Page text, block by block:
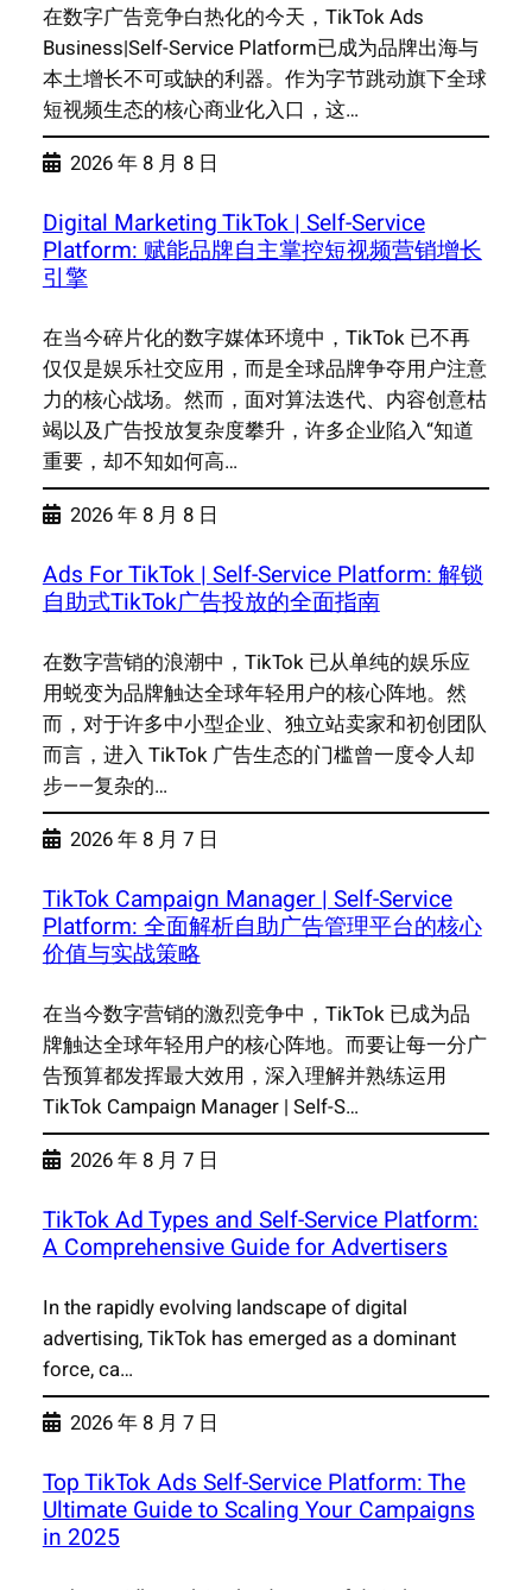
在数字广告竞争白热化的今天，TikTok Ads
Business|Self-Service Platform已成为品牌出海与
本土增长不可或缺的利器。作为字节跳动旗下全球
短视频生态的核心商业化入口，这…
2026 年 8 月 8 日
Digital Marketing TikTok | Self-Service
Platform: 赋能品牌自主掌控短视频营销增长
引擎
在当今碎片化的数字媒体环境中，TikTok 已不再
仅仅是娱乐社交应用，而是全球品牌争夺用户注意
力的核心战场。然而，面对算法迭代、内容创意枯
竭以及广告投放复杂度攀升，许多企业陷入“知道
重要，却不知如何高…
2026 年 8 月 8 日
Ads For TikTok | Self-Service Platform: 解锁
自助式TikTok广告投放的全面指南
在数字营销的浪潮中，TikTok 已从单纯的娱乐应
用蜕变为品牌触达全球年轻用户的核心阵地。然
而，对于许多中小型企业、独立站卖家和初创团队
而言，进入 TikTok 广告生态的门槛曾一度令人却
步——复杂的…
2026 年 8 月 7 日
TikTok Campaign Manager | Self-Service
Platform: 全面解析自助广告管理平台的核心
价值与实战策略
在当今数字营销的激烈竞争中，TikTok 已成为品
牌触达全球年轻用户的核心阵地。而要让每一分广
告预算都发挥最大效用，深入理解并熟练运用
TikTok Campaign Manager | Self-S…
2026 年 8 月 7 日
TikTok Ad Types and Self-Service Platform:
A Comprehensive Guide for Advertisers
In the rapidly evolving landscape of digital
advertising, TikTok has emerged as a dominant
force, ca…
2026 年 8 月 7 日
Top TikTok Ads Self-Service Platform: The
Ultimate Guide to Scaling Your Campaigns
in 2025